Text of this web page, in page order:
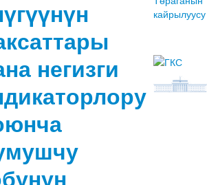
негизги
кайрылуусу